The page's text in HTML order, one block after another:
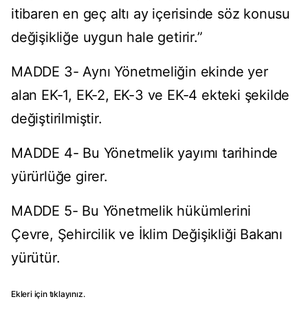
itibaren en geç altı ay içerisinde söz konusu
değişikliğe uygun hale getirir.”
MADDE 3- Aynı Yönetmeliğin ekinde yer
alan EK-1, EK-2, EK-3 ve EK-4 ekteki şekilde
değiştirilmiştir.
MADDE 4- Bu Yönetmelik yayımı tarihinde
yürürlüğe girer.
MADDE 5- Bu Yönetmelik hükümlerini
Çevre, Şehircilik ve İklim Değişikliği Bakanı
yürütür.
Ekleri için tıklayınız.